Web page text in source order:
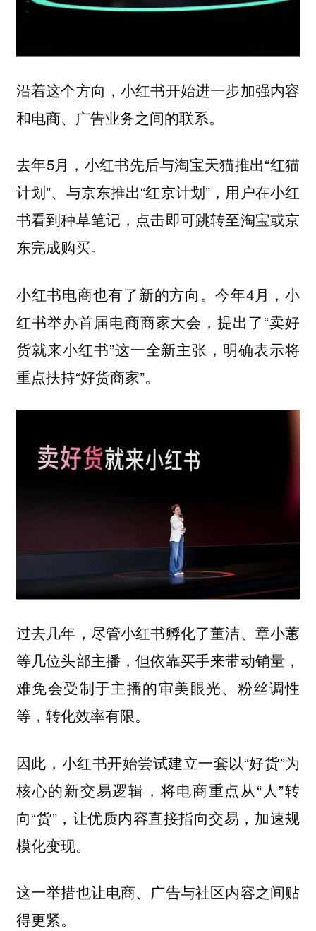
沿着这个方向，小红书开始进一步加强内容
和电商、广告业务之间的联系。
去年5月，小红书先后与淘宝天猫推出“红猫
计划”、与京东推出“红京计划”，用户在小红
书看到种草笔记，点击即可跳转至淘宝或京
东完成购买。
小红书电商也有了新的方向。今年4月，小
红书举办首届电商商家大会，提出了“卖好
货就来小红书”这一全新主张，明确表示将
重点扶持“好货商家”。
过去几年，尽管小红书孵化了董洁、章小蕙
等几位头部主播，但依靠买手来带动销量，
难免会受制于主播的审美眼光、粉丝调性
等，转化效率有限。
因此，小红书开始尝试建立一套以“好货”为
核心的新交易逻辑，将电商重点从“人”转
向“货”，让优质内容直接指向交易，加速规
模化变现。
这一举措也让电商、广告与社区内容之间贴
得更紧。